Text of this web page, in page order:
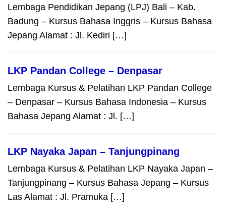
Lembaga Pendidikan Jepang (LPJ) Bali – Kab.
Badung – Kursus Bahasa Inggris – Kursus Bahasa
Jepang Alamat : Jl. Kediri […]
LKP Pandan College – Denpasar
Lembaga Kursus & Pelatihan LKP Pandan College
– Denpasar – Kursus Bahasa Indonesia – Kursus
Bahasa Jepang Alamat : Jl. […]
LKP Nayaka Japan – Tanjungpinang
Lembaga Kursus & Pelatihan LKP Nayaka Japan –
Tanjungpinang – Kursus Bahasa Jepang – Kursus
Las Alamat : Jl. Pramuka […]